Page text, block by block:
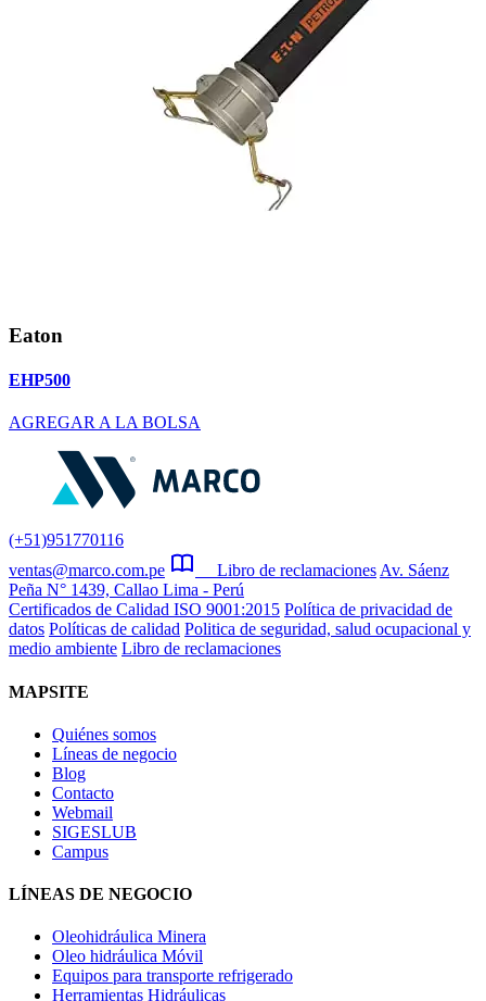
Eaton
EHP500
AGREGAR A LA BOLSA
(+51)951770116
ventas@marco.com.pe
Libro de reclamaciones Av. Sáenz
Peña N° 1439, Callao Lima - Perú
Certificados de Calidad ISO 9001:2015 Política de privacidad de
datos Políticas de calidad Politica de seguridad, salud ocupacional y
medio ambiente Libro de reclamaciones
MAPSITE
Quiénes somos
Líneas de negocio
Blog
Contacto
Webmail
SIGESLUB
Campus
LÍNEAS DE NEGOCIO
Oleohidráulica Minera
Oleo hidráulica Móvil
Equipos para transporte refrigerado
Herramientas Hidráulicas